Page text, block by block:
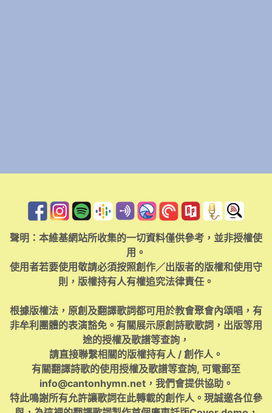
聲明：本維基網站所收集的一切資料僅供參考，並非授權使
用。
使用者若要使用敬請必須按照創作／出版者的版權和使用守
則，版權持有人有權追究法律責任。
根據版權法，原創及翻譯歌詞都可用於教會聚會內頌唱，有
非牟利團體的表演豁免。有關展示原創詩歌歌詞，出版等用
途的授權及歌譜等查詢，
請直接聯繫相關的版權持有人 / 創作人。
有關翻譯詩歌的使用授權及歌譜等查詢, 可電郵至
info@cantonhymn.net，我們會提供協助。
特此鳴謝所有允許讓歌詞在此轉載的創作人。現誠邀各位參